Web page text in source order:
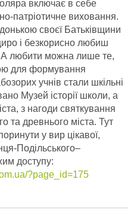
включає в себе
патріотичне виховання.
своєї Батьківщини
і безкорисно любиш
А любити можна лише те,
для формування
учнів стали шкільні
Музей історії школи, а
з нагоди святкування
та древнього міста. Тут
у вир цікавої,
Подільського–
доступу:
?page_id=175